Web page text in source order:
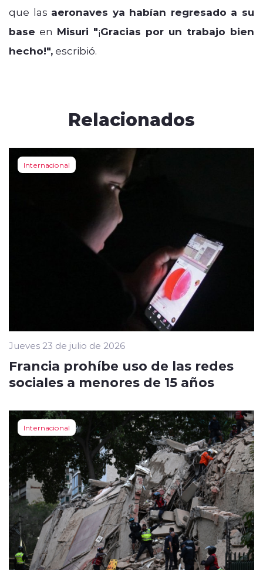
que las aeronaves ya habían regresado a su
base en Misuri "¡Gracias por un trabajo bien
hecho!", escribió.
Relacionados
Internacional
Jueves 23 de julio de 2026
Francia prohíbe uso de las redes
sociales a menores de 15 años
Internacional